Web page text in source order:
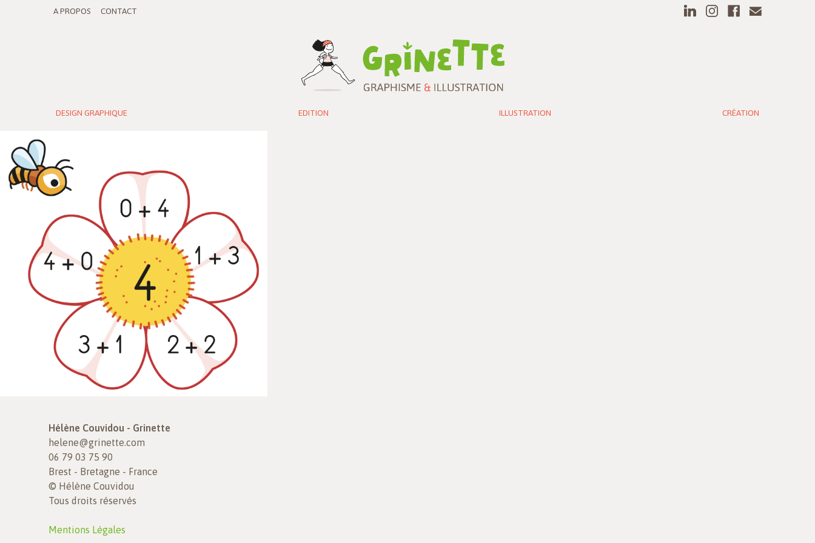
A PROPOS CONTACT
DESIGN GRAPHIQUE EDITION ILLUSTRATION CRÉATION
ILLUSTRATION
MANUEL SCOLAIRE
ENFANCE
PÉDAGOGIE
Hélène Couvidou - Grinette
helene@grinette.com
06 79 03 75 90
Brest - Bretagne - France
© Hélène Couvidou
Tous droits réservés
Mentions Légales